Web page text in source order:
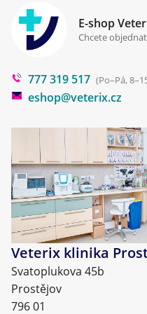
Cookies a podmínky
Klinika Prostějov
Poradna
Blog
E-shop
Chcete
777 319 517 (Po–Pá,
eshop@veterix.cz
Veterix klinika
Svatoplukova 45b
Prostějov
796 01